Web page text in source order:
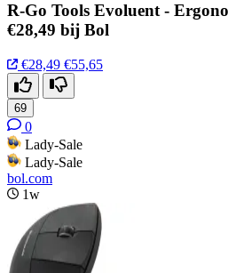
R-Go Tools Evoluent -
€28,49 bij Bol
€28,49 €55,65
69
0
Lady-Sale
Lady-Sale
bol.com
1w